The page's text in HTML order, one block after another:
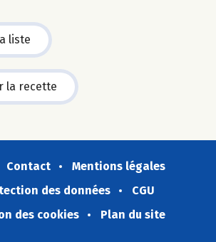
liste
la recette
Contact
Mentions légales
des données
CGU
des cookies
Plan du site